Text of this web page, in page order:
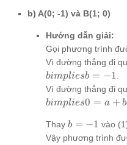
-3
a =
b) A(0; -1) và B(1; 0)
Hướng dẫn giải:
Gọi phương trình
Vì đường thẳng đi
bimpliesb = −1
Vì đường thẳng đi
bimplies0 = a + b
Thay b
=
b = −1 vào
Vậy phương trình